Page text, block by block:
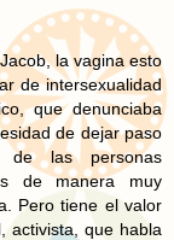
la vagina esto
de intersexualidad
que denunciaba
de dejar paso
de las personas
de manera muy
Pero tiene el valor
activista, que habla